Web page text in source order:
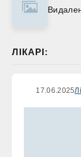
ЛІКАРІ:
17.06.2025